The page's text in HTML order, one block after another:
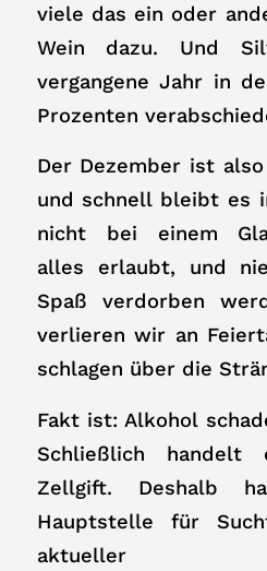
viele das ein oder
Wein dazu. Und
vergangene Jahr in
Prozenten
Der Dezember ist
und schnell bleibt es
nicht bei einem
alles erlaubt, und
Spaß verdorben
verlieren wir an
schlagen über die
Fakt ist: Alkohol
Schließlich
Zellgift. Deshalb
Hauptstelle für
aktueller